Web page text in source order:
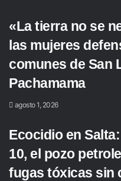
«La tierra no se
las mujeres
comunes de San
Pachamama
agosto 1, 2026
Ecocidio en
10, el pozo
fugas tóxicas sin